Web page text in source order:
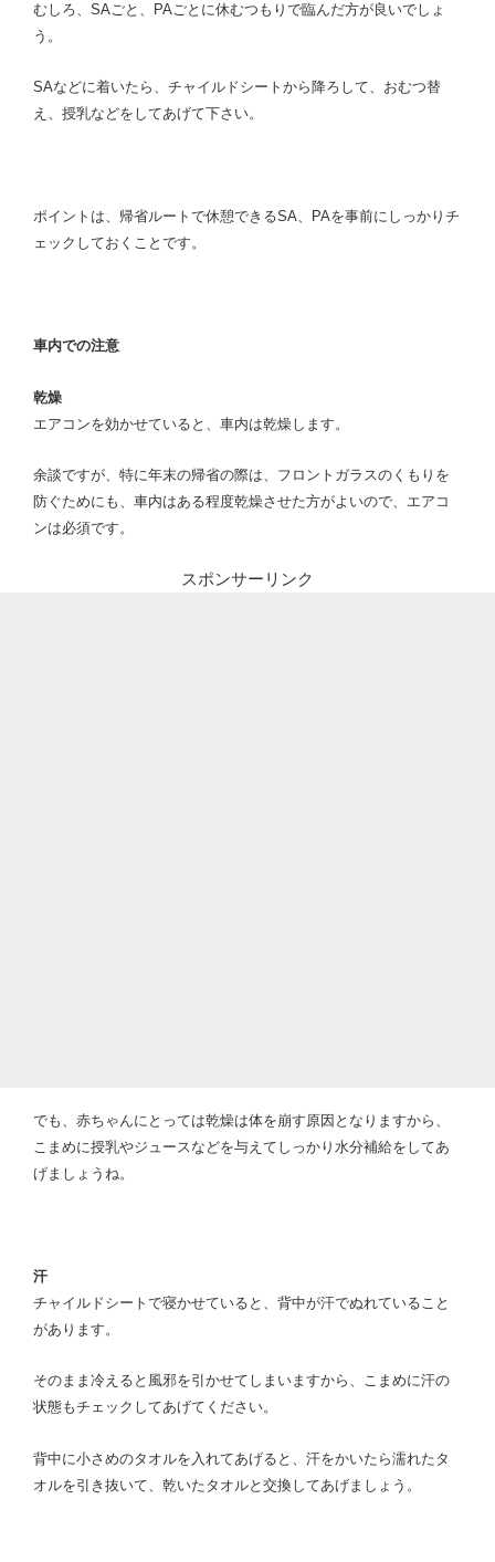
むしろ、SAごと、PAごとに休むつもりで臨んだ方が良いでしょ
う。
SAなどに着いたら、チャイルドシートから降ろして、おむつ替
え、授乳などをしてあげて下さい。
ポイントは、帰省ルートで休憩できるSA、PAを事前にしっかりチ
ェックしておくことです。
車内での注意
乾燥
エアコンを効かせていると、車内は乾燥します。
余談ですが、特に年末の帰省の際は、フロントガラスのくもりを
防ぐためにも、車内はある程度乾燥させた方がよいので、エアコ
ンは必須です。
スポンサーリンク
でも、赤ちゃんにとっては乾燥は体を崩す原因となりますから、
こまめに授乳やジュースなどを与えてしっかり水分補給をしてあ
げましょうね。
汗
チャイルドシートで寝かせていると、背中が汗でぬれていること
があります。
そのまま冷えると風邪を引かせてしまいますから、こまめに汗の
状態もチェックしてあげてください。
背中に小さめのタオルを入れてあげると、汗をかいたら濡れたタ
オルを引き抜いて、乾いたタオルと交換してあげましょう。